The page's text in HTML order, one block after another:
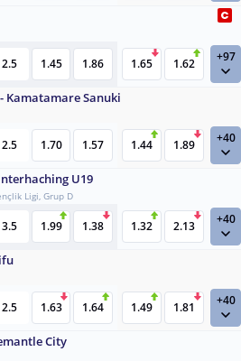
2.5 1.45 1.86 1.65 1.62 +97
Kamatamare Sanuki
2.5 1.70 1.57 1.44 1.89 +40
U19
Ligi, Grup D
3.5 1.99 1.38 1.32 2.13 +40
2.5 1.63 1.64 1.49 1.81 +40
City